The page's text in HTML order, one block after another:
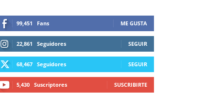
99,451 Fans ME GUSTA
22,861 Seguidores SEGUIR
68,467 Seguidores SEGUIR
5,430 Suscriptores SUSCRIBIRTE